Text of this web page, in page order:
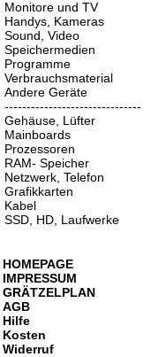
Monitore und TV
Handys, Kameras
Sound, Video
Speichermedien
Programme
Verbrauchsmaterial
Andere Geräte
-------------------------------
Gehäuse, Lüfter
Mainboards
Prozessoren
RAM- Speicher
Netzwerk, Telefon
Grafikkarten
Kabel
SSD, HD, Laufwerke
HOMEPAGE
IMPRESSUM
GRÄTZELPLAN
AGB
Hilfe
Kosten
Widerruf